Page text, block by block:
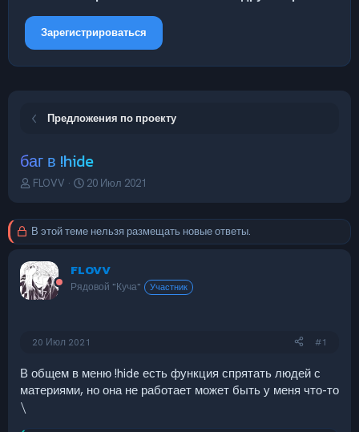
Зарегистрироваться
Предложения по проекту
баг в !hide
А
о
е
м
ы
FLOVV
Д
ч
а
20 Июл 2021
В этой теме нельзя размещать новые ответы.
FLOVV
Рядовой "Куча" Участник
20 Июл 2021 #1
В общем в меню !hide есть функция спрятать людей с
материями, но она не работает может быть у меня что-то
\